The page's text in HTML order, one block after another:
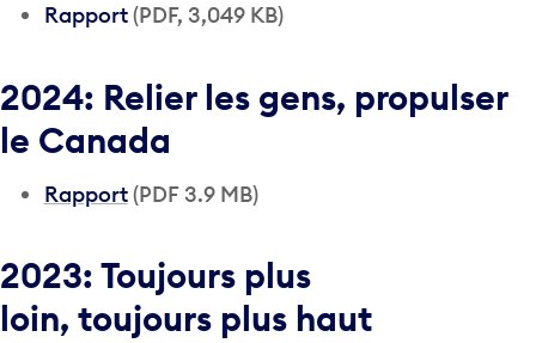
Rapport(PDF, 3,049 KB)
2024: Relier les gens, propulser
le Canada
Rapport(PDF 3.9 MB)
2023: Toujours plus
loin, toujours plus haut